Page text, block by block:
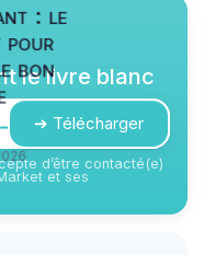
: le
pour
bon
le livre blanc
➔ Télécharger
d’être contacté(e)
et ses